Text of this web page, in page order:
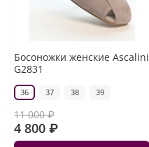
Босоножки женские Ascalini
G2831
36 37 38 39
11 000 ₽
4 800 ₽